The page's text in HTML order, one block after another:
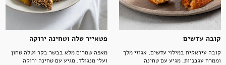
קובה עדשים
קובה עיראקית במילוי עדשים, אגוזי מלך
וממרח עגבניות. מגיע עם טחינה
פטאייר טלה וטחינה ירוקה
מאפה שמרים מלא בבשר בקר וטלה טחון
ועלי מנגולד. מגיע עם טחינה ירוקה